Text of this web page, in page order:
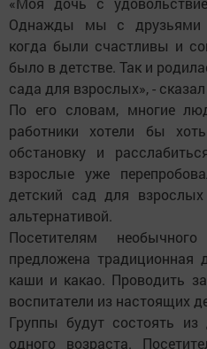
Однажды мы с друзьями
когда были счастливы и
было в детстве. Так и
сада для взрослых», -
По его словам, многие
работники хотели бы
обстановку и
взрослые уже
детский сад для
альтернативой.
Посетителям
предложена традиционная
каши и какао. Проводить
воспитатели из настоящих
Группы будут состоять из
одного возраста.